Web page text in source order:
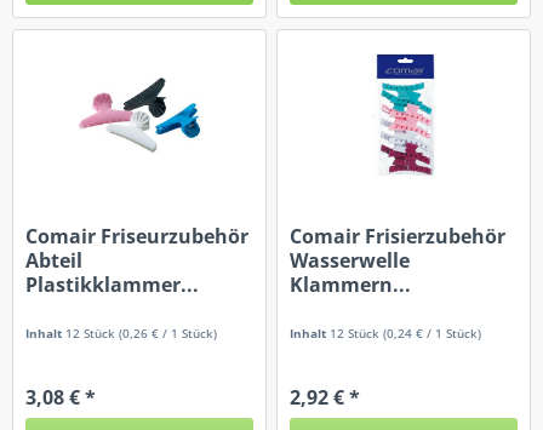
Comair Friseurzubehör
Abteil
Plastikklammer...
Inhalt 12 Stück(0,26 € / 1 Stück)
3,08 € *
Comair Frisierzubehör
Wasserwelle
Klammern...
Inhalt 12 Stück(0,24 € / 1 Stück)
2,92 € *